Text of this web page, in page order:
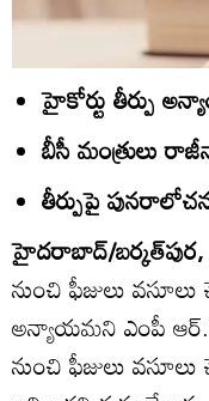
హైకోర్టు తీర్పు
బీసీ మంత్రులు
తీర్పుపై
హైదరాబాద్‌/బర్కత్‌పుర,
నుంచి ఫీజులు
అన్యాయమని ఎంపీ
నుంచి ఫీజులు